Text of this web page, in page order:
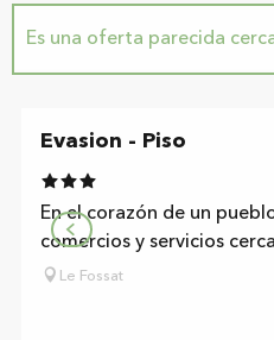
Es una oferta parecida
Evasion - Piso
En el corazón de un
comercios y servicios
Le Fossat